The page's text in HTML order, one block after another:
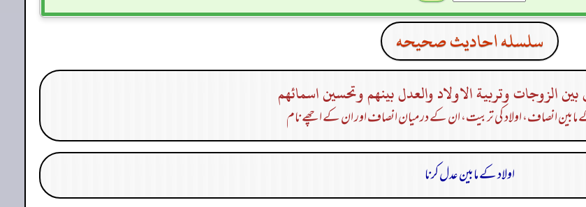
سلسله احاديث صحيحه
بين الزوجات وتربية الاولاد والعدل بينهم وتحسين اسمائهم
انصاف، اولاد کی تربیت، ان کے درمیان انصاف اور ان کے اچھے نام
اولاد کے مابین عدل کرنا